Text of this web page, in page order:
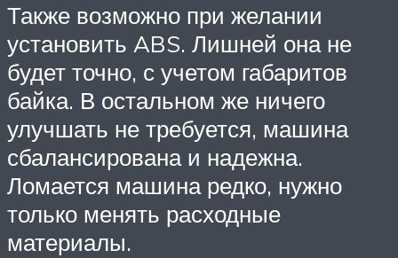
Также возможно при желании
установить ABS. Лишней она не
будет точно, с учетом габаритов
байка. В остальном же ничего
улучшать не требуется, машина
сбалансирована и надежна.
Ломается машина редко, нужно
только менять расходные
материалы.